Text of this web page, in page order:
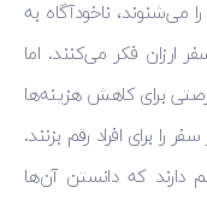
می‌شنوند، ناخودآگاه به
ارزان فکر می‌کنند. اما
برای کاهش هزینه‌ها
را برای افراد رقم بزنند.
که دانستن آن‌ها